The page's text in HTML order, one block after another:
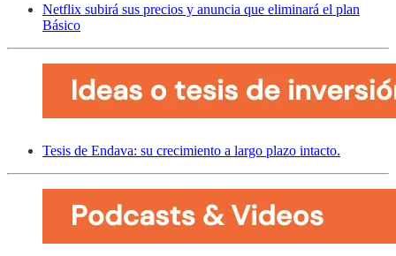
Netflix subirá sus precios y anuncia que eliminará el plan
Básico
Tesis de Endava: su crecimiento a largo plazo intacto.